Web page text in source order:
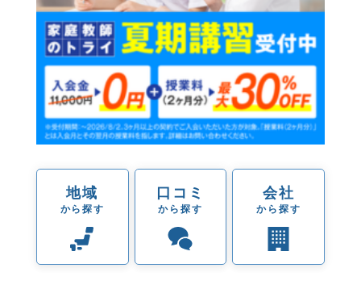
地域
から探す
口コミ
から探す
会社
から探す